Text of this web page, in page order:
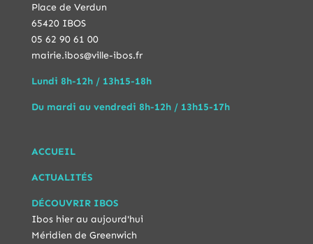
Place de Verdun
65420 IBOS
05 62 90 61 00
mairie.ibos@ville-ibos.fr
Lundi 8h-12h / 13h15-18h
Du mardi au vendredi 8h-12h / 13h15-17h
ACCUEIL
ACTUALITÉS
DÉCOUVRIR IBOS
Ibos hier au aujourd'hui
Méridien de Greenwich